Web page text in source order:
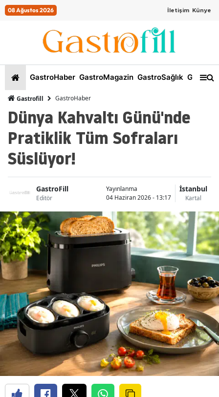
08 Ağustos 2026 İletişim Künye
GastroHaber GastroMagazin GastroSağlık
Gastrofill GastroHaber
Dünya Kahvaltı Günü'nde
Pratiklik Tüm Sofraları
Süslüyor!
GastroFill
Editör
Yayınlanma
04 Haziran 2026 - 13:17
İstanbul
Kartal